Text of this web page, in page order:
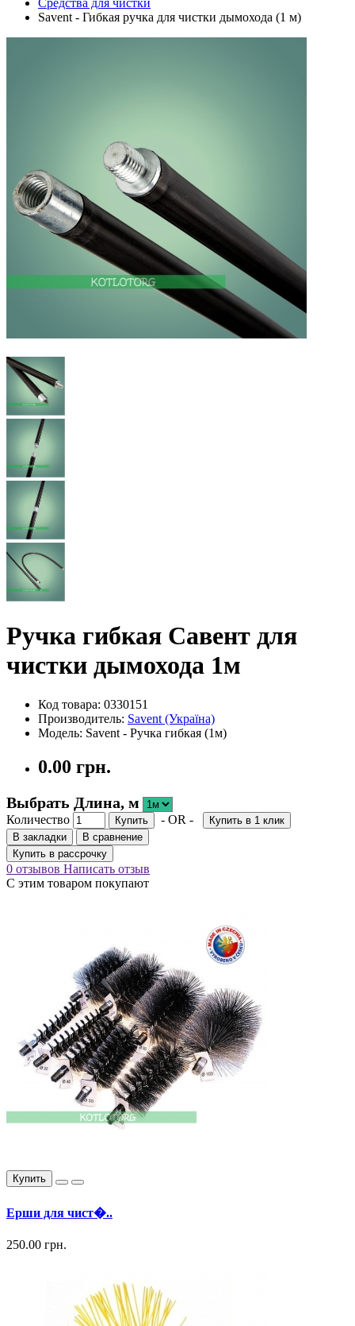
Средства для чистки
Savent - Гибкая ручка для чистки дымохода (1 м)
Ручка гибкая Савент для
чистки дымохода 1м
Код товара: 0330151
Производитель: Savent (Україна)
Модель: Savent - Ручка гибкая (1м)
0.00 грн.
Выбрать Длина, м
Количество Купить - OR -
Купить в 1 клик
В закладки
В сравнение
Купить в рассрочку
0 отзывов Написать отзыв
С этим товаром покупают
Купить
Ерши для чист�..
250.00 грн.